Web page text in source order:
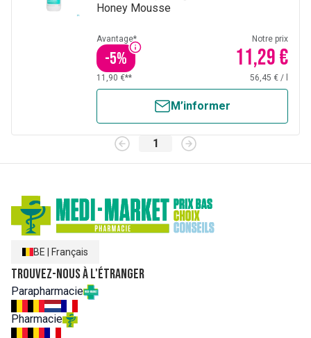
Honey Mousse
Avantage*
-5%
Notre prix
11,29 €
11,90 €** 56,45 € /
M’informer
1
BE Français
Trouvez-nous à l'étranger
Parapharmacie
Pharmacie